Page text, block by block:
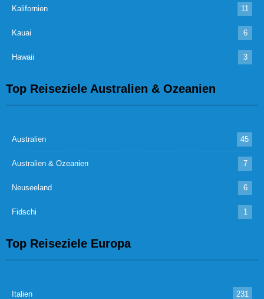
Kalifornien 11
Kauai 6
Hawaii 3
Top Reiseziele Australien & Ozeanien
Australien 45
Australien & Ozeanien 7
Neuseeland 6
Fidschi 1
Top Reiseziele Europa
Italien 231